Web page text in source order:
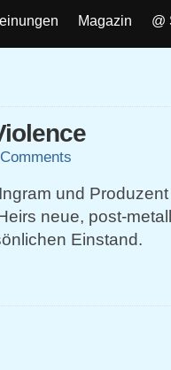
Magazin @
und Produzent
neue, post-
Einstand.